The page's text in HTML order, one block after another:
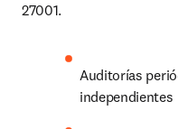
27001.
Auditorías
independientes